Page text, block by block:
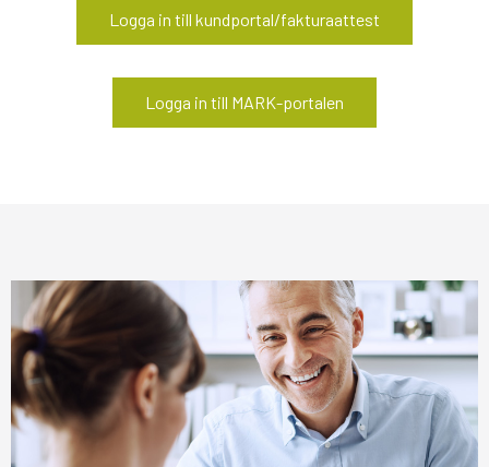
Logga in till kundportal/fakturaattest
Logga in till MARK-portalen